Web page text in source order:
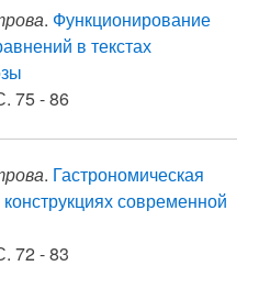
. Функционирование
в текстах
75 - 86
. Гастрономическая
современной
72 - 83